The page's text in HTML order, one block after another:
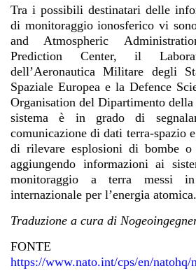
Tra i possibili destinatari delle
di monitoraggio ionosferico vi
and Atmospheric
Prediction Center, il
dell’Aeronautica Militare degli
Spaziale Europea e la Defence
Organisation del Dipartimento
sistema è in grado di
comunicazione di dati terra-spazio
di rilevare esplosioni di bombe
aggiungendo informazioni ai
monitoraggio a terra messi
internazionale per l’energia atomica.
Traduzione a cura di
FONTE
https://www.nato.int/cps/en/natohq/